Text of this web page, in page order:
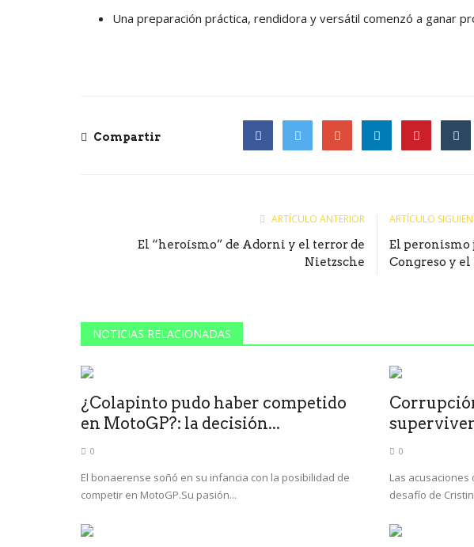
Una preparación práctica, rendidora y versátil comenzó a ganar
Compartir
ARTÍCULO ANTERIOR
El “heroísmo” de Adorni y el terror de
Nietzsche
ARTÍCULO
El peronismo
Congreso y el
NOTICIAS RELACIONADAS
¿Colapinto pudo haber competido
en MotoGP?: la decisión...
0
El bonaerense soñó en su infancia con la posibilidad de
competir en MotoGP.Su pasión...
0
Las
desafío de